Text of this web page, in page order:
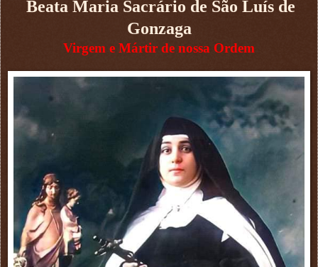
Beata Maria Sacrário de São Luís de
Gonzaga
Virgem e Mártir de nossa Ordem